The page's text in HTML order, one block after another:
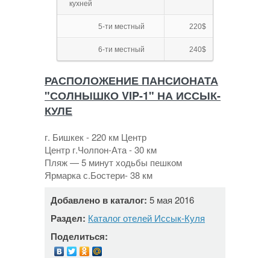
кухней
5-ти местный 220$
6-ти местный 240$
РАСПОЛОЖЕНИЕ ПАНСИОНАТА
"СОЛНЫШКО VIP-1" НА ИССЫК-
КУЛЕ
г. Бишкек - 220 км Центр
Центр г.Чолпон-Ата - 30 км
Пляж — 5 минут ходьбы пешком
Ярмарка с.Бостери- 38 км
Добавлено в каталог: 5 мая 2016
Раздел: Каталог отелей Иссык-Куля
Поделиться: